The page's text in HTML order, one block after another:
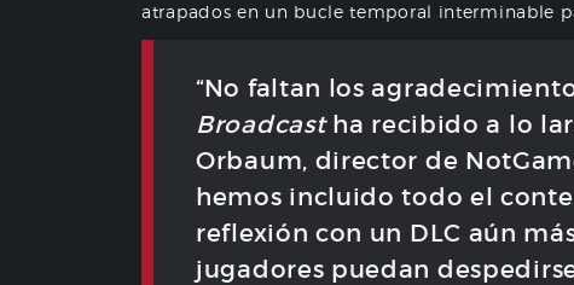
atrapados en un bucle temporal interminable
“No faltan los
Broadcastha recibido a lo
Orbaum, director de
hemos incluido todo el
reflexión con un DLC aún
jugadores puedan